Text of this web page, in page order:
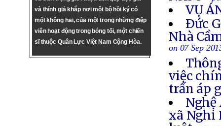
và thính giả khắp nơi một bộ hồi ký có
một không hai, của một trong những điệp
viên hoạt động trong bóng tối, một chiến
sĩ thuộc Quân Lực Việt Nam Cộng Hòa.
VỤ
Ðức
Nhà
on 07 Sep
việc
trấn áp
Nghệ
xã Nghi